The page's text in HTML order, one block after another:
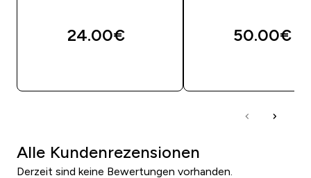
24.00€‎ 50.00€‎
Alle Kundenrezensionen
Derzeit sind keine Bewertungen vorhanden.